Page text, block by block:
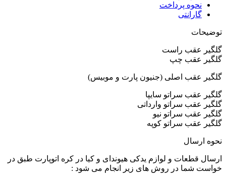
نحوه پرداخت
گارانتی
توضیحات
گلگیر عقب راست
گلگیر عقب چپ
گلگیر عقب اصلی (جنیون پارت و موبیس)
گلگیر عقب سراتو سایپا
گلگیر عقب سراتو وارداتی
گلگیر عقب سراتو نیو
گلگیر عقب سراتو کوپه
نحوه ارسال
ارسال قطعات و لوازم یدکی هیوندای و کیا در کره اتوپارت طبق در
خواست شما در روش های زیر انجام می شود :